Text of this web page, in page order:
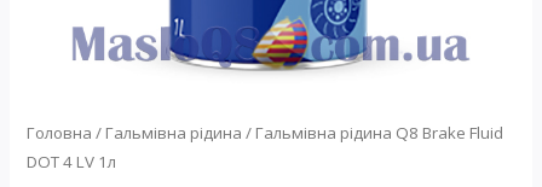
Головна / Гальмівна рідина / Гальмівна рідина Q8 Brake Fluid
DOT 4 LV 1л